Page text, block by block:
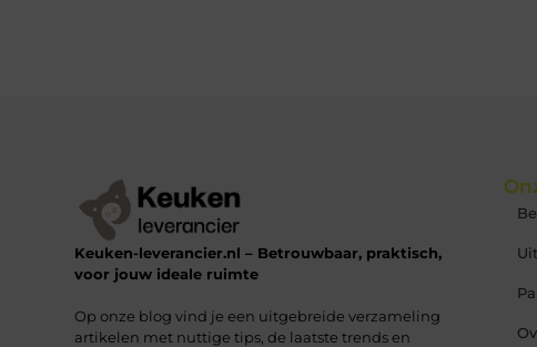
Keuken-leverancier.nl – Betrouwbaar, praktisch,
voor jouw ideale ruimte
Op onze blog vind je een uitgebreide verzameling
artikelen met nuttige tips, de laatste trends en